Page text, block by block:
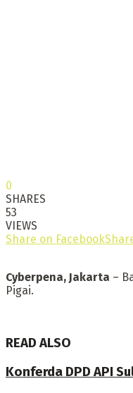
0
SHARES
53
VIEWS
Share on Facebook
Cyberpena, Jakarta –
Pigai.
READ ALSO
Konferda DPD API